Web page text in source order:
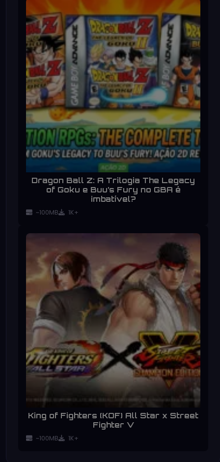
Dragon Ball Z: A Trilogia The Legacy
of Goku e Buu’s Fury no GBA é
imbatível?
~100MB 1K+
King of Fighters (KOF) All Star x Street
Fighter V
~100MB 1K+